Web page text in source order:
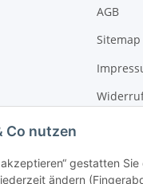
Co nutzen
gestatten
ändern
AGB
Sitemap